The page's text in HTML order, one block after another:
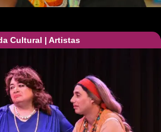
Cultural | Artistas